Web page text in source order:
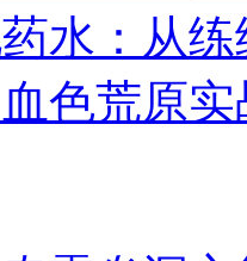
水：从练
色荒原